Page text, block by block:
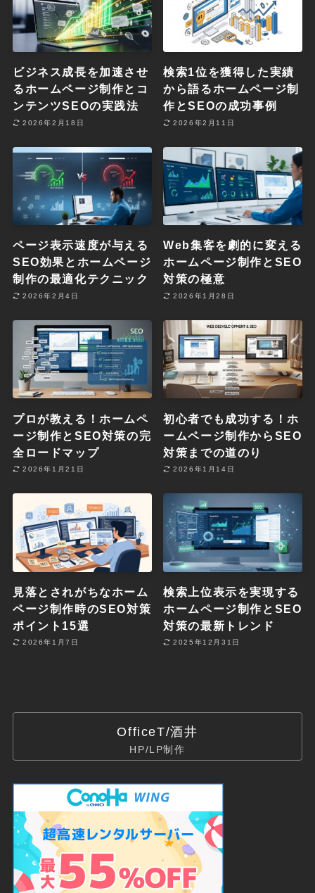
ビジネス成長を加速させ
るホームページ制作とコ
ンテンツSEOの実践法
2026年2月18日
検索1位を獲得した実績
から語るホームページ制
作とSEOの成功事例
2026年2月11日
ページ表示速度が与える
SEO効果とホームページ
制作の最適化テクニック
2026年2月4日
Web集客を劇的に変える
ホームページ制作とSEO
対策の極意
2026年1月28日
プロが教える！ホームペ
ージ制作とSEO対策の完
全ロードマップ
2026年1月21日
初心者でも成功する！ホ
ームページ制作からSEO
対策までの道のり
2026年1月14日
見落とされがちなホーム
ページ制作時のSEO対策
ポイント15選
2026年1月7日
検索上位表示を実現する
ホームページ制作とSEO
対策の最新トレンド
2025年12月31日
OfficeT/酒井
HP/LP制作